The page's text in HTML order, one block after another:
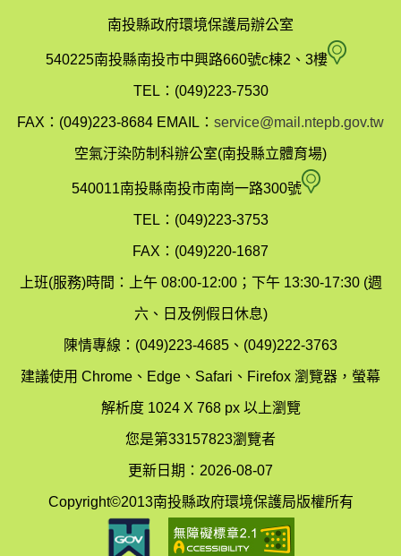
南投縣政府環境保護局辦公室
540225南投縣南投市中興路660號c棟2、3樓 南
縣
保
局
圖
TEL：(049)223-7530
FAX：(049)223-8684 EMAIL： service@mail.ntepb.gov.tw
空氣汙染防制科辦公室(南投縣立體育場)
540011南投縣南投市南崗一路300號 空
染
制
科
(南
TEL：(049)223-3753
FAX：(049)220-1687
上班(服務)時間：上午 08:00-12:00；下午 13:30-17:30 (週
六、日及例假日休息)
陳情專線：(049)223-4685、(049)222-3763
建議使用 Chrome、Edge、Safari、Firefox 瀏覽器，螢幕
解析度 1024 X 768 px 以上瀏覽
您是第33157823瀏覽者
更新日期：2026-08-07
Copyright©2013南投縣政府環境保護局版權所有